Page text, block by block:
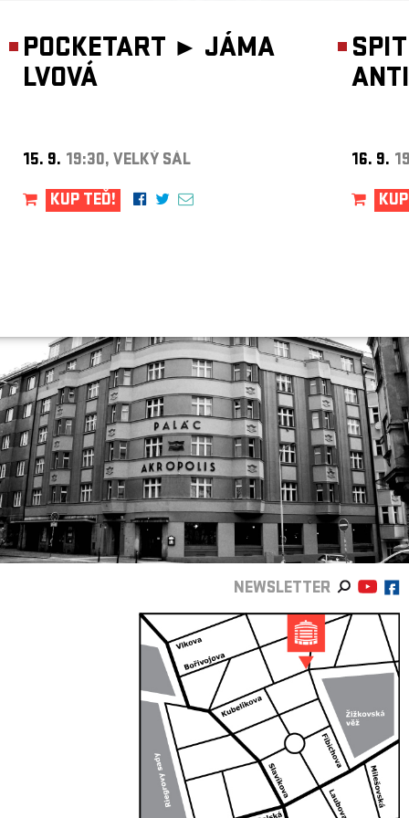
POCKETART ► JÁMA
LVOVÁ
15. 9. 19:30, VELKÝ SÁL
KUP TEĎ!
16. 9.
NEWSLETTER